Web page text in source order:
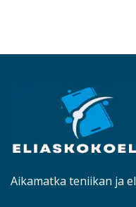
Aikamatka teniikan ja